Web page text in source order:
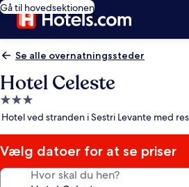
Gå til hovedsektionen
Se alle overnatningssteder
Hotel Celeste
3.0-
stjernet
Hotel ved stranden i Sestri Levante med
Vælg datoer for at se priser
Hvor skal du hen?